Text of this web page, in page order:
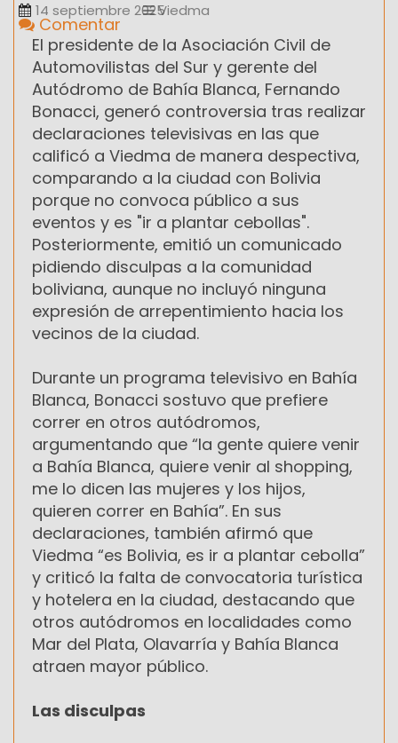
14 septiembre 2025Viedma
Comentar
El presidente de la Asociación Civil de
Automovilistas del Sur y gerente del
Autódromo de Bahía Blanca, Fernando
Bonacci, generó controversia tras realizar
declaraciones televisivas en las que
calificó a Viedma de manera despectiva,
comparando a la ciudad con Bolivia
porque no convoca público a sus
eventos y es "ir a plantar cebollas".
Posteriormente, emitió un comunicado
pidiendo disculpas a la comunidad
boliviana, aunque no incluyó ninguna
expresión de arrepentimiento hacia los
vecinos de la ciudad.
Durante un programa televisivo en Bahía
Blanca, Bonacci sostuvo que prefiere
correr en otros autódromos,
argumentando que “la gente quiere venir
a Bahía Blanca, quiere venir al shopping,
me lo dicen las mujeres y los hijos,
quieren correr en Bahía”. En sus
declaraciones, también afirmó que
Viedma “es Bolivia, es ir a plantar cebolla”
y criticó la falta de convocatoria turística
y hotelera en la ciudad, destacando que
otros autódromos en localidades como
Mar del Plata, Olavarría y Bahía Blanca
atraen mayor público.
Las disculpas